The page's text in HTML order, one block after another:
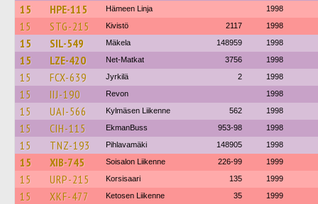
15 HPE-115 Hämeen Linja 1998
15 STG-215 Kivistö 2117 1998
15 SIL-549 Mäkela 148959 1998
15 LZE-420 Net-Matkat 3756 1998
15 FCX-639 Jyrkilä 2 1998
15 IIJ-190 Revon 1998
15 UAI-566 Kylmäsen Liikenne 562 1998
15 CIH-115 EkmanBuss 953-98 1998
15 TNZ-193 Pihlavamäki 148905 1998
15 XIB-745 Soisalon Liikenne 226-99 1999
15 URP-215 Korsisaari 135 1999
15 XKF-477 Ketosen Liikenne 35 1999